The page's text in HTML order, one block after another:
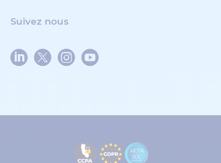
Suivez nous